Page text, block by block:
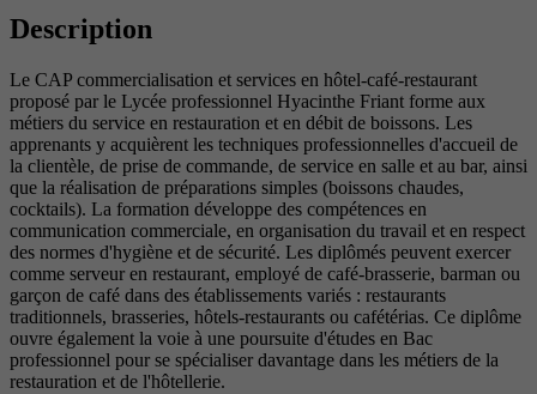
Description
Le CAP commercialisation et services en hôtel-café-restaurant
proposé par le Lycée professionnel Hyacinthe Friant forme aux
métiers du service en restauration et en débit de boissons. Les
apprenants y acquièrent les techniques professionnelles d'accueil de
la clientèle, de prise de commande, de service en salle et au bar, ainsi
que la réalisation de préparations simples (boissons chaudes,
cocktails). La formation développe des compétences en
communication commerciale, en organisation du travail et en respect
des normes d'hygiène et de sécurité. Les diplômés peuvent exercer
comme serveur en restaurant, employé de café-brasserie, barman ou
garçon de café dans des établissements variés : restaurants
traditionnels, brasseries, hôtels-restaurants ou cafétérias. Ce diplôme
ouvre également la voie à une poursuite d'études en Bac
professionnel pour se spécialiser davantage dans les métiers de la
restauration et de l'hôtellerie.